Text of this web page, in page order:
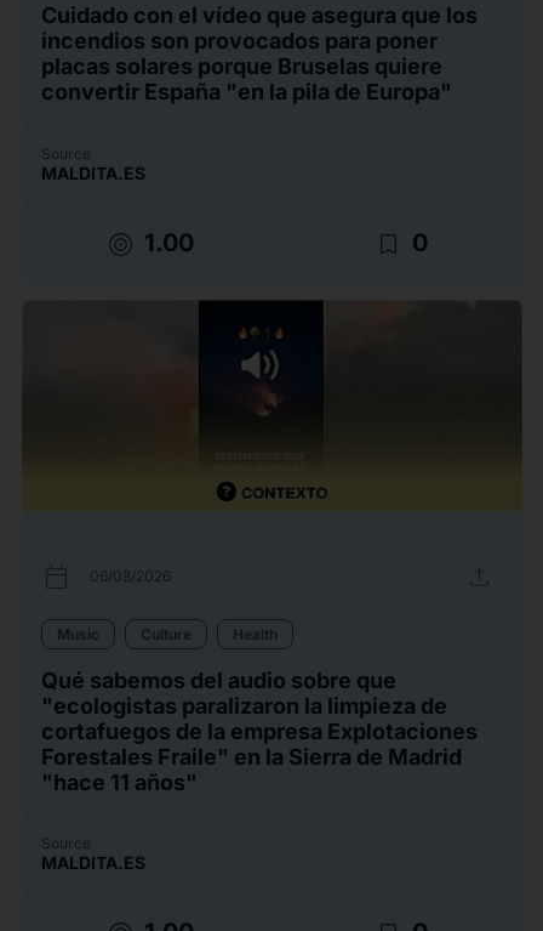
Cuidado con el vídeo que asegura que los
incendios son provocados para poner
placas solares porque Bruselas quiere
convertir España "en la pila de Europa"
Source
MALDITA.ES
target 1.00 bookmark_border 0
calendar_today 06/08/2026 upload
Music Culture Health
Qué sabemos del audio sobre que
"ecologistas paralizaron la limpieza de
cortafuegos de la empresa Explotaciones
Forestales Fraile" en la Sierra de Madrid
"hace 11 años"
Source
MALDITA.ES